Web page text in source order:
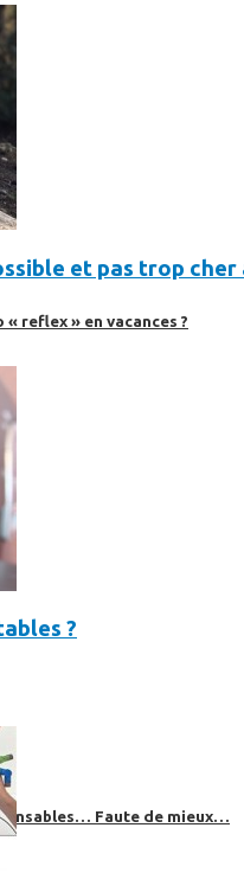
reflex » en vacances ?
Faute de mieux…
et pas trop cher
?